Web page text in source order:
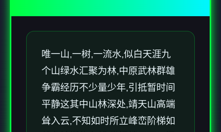
唯一山,一树,一流水,似白天涯九
个山绿水汇聚为林,中原武林群雄
争霸经历不少量少年,引抵暂时间
平静这其中山林深处,靖天山高端
耸入云,不知如时所立峰峦阶梯如